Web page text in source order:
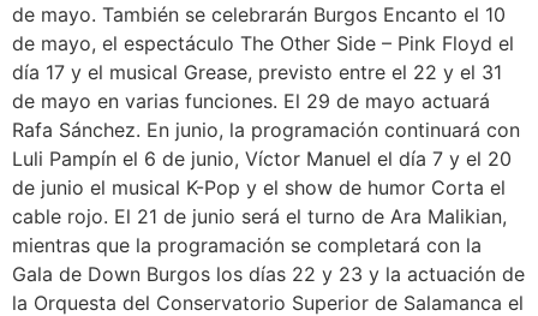
de mayo. También se celebrarán Burgos Encanto el 10
de mayo, el espectáculo The Other Side – Pink Floyd el
día 17 y el musical Grease, previsto entre el 22 y el 31
de mayo en varias funciones. El 29 de mayo actuará
Rafa Sánchez. En junio, la programación continuará con
Luli Pampín el 6 de junio, Víctor Manuel el día 7 y el 20
de junio el musical K-Pop y el show de humor Corta el
cable rojo. El 21 de junio será el turno de Ara Malikian,
mientras que la programación se completará con la
Gala de Down Burgos los días 22 y 23 y la actuación de
la Orquesta del Conservatorio Superior de Salamanca el